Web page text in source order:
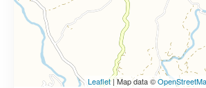
Leaflet| Map data ©